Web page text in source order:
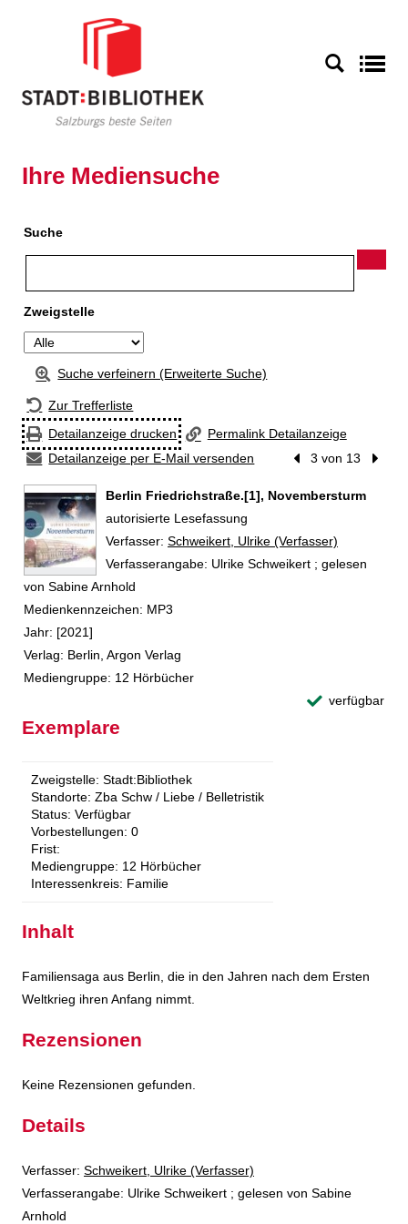
Ihre Mediensuche
Suche
Zweigstelle
Suche verfeinern (Erweiterte Suche)
Zur Trefferliste
Detailanzeige drucken
Permalink Detailanzeige
Detailanzeige per E-Mail versenden
Vorheriger Treffer
3 von 13
Berlin Friedrichstraße.[1], Novembersturm
autorisierte Lesefassung
Verfasser: Suche nach diesem Verfasser
Schweikert, Ulrike (Verfasser)
Verfasserangabe: Ulrike Schweikert ; gelesen
von Sabine Arnhold
Medienkennzeichen: MP3
Jahr: [2021]
Verlag: Berlin, Argon Verlag
Mediengruppe: 12 Hörbücher
verfügbar
Exemplare
Zweigstelle: Stadt:Bibliothek
Standorte: Zba Schw / Liebe / Belletristik
Status: Verfügbar
Vorbestellungen: 0
Frist:
Mediengruppe: 12 Hörbücher
Interessenkreis: Familie
Inhalt
Familiensaga aus Berlin, die in den Jahren nach dem Ersten
Weltkrieg ihren Anfang nimmt.
Rezensionen
Keine Rezensionen gefunden.
Details
Verfasser: Suche nach diesem Verfasser
Schweikert, Ulrike (Verfasser)
Verfasserangabe: Ulrike Schweikert ; gelesen von Sabine
Arnhold